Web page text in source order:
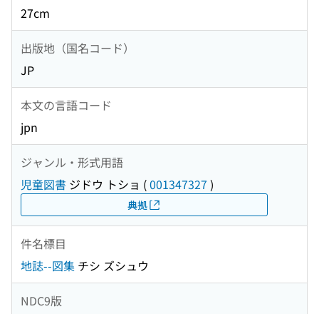
27cm
出版地（国名コード）
JP
本文の言語コード
jpn
ジャンル・形式用語
児童図書 ジドウ トショ (001347327 )
典拠
件名標目
地誌--図集 チシ ズシュウ
NDC9版